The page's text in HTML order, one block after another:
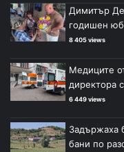
Димитър
годишен
8 405 views
Медиците
директора
6 449 views
Задържаха
бани по